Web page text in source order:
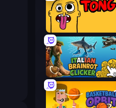
Tong
Italian Brainrot Clicker Game